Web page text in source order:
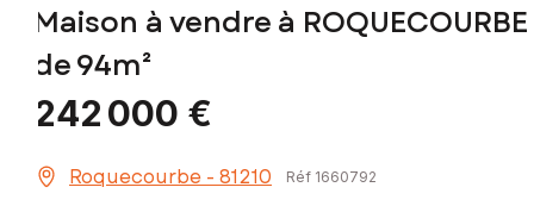
Maison à vendre à ROQUECOURBE
de 94m²
242 000 €
Roquecourbe - 81210 Réf 1660792